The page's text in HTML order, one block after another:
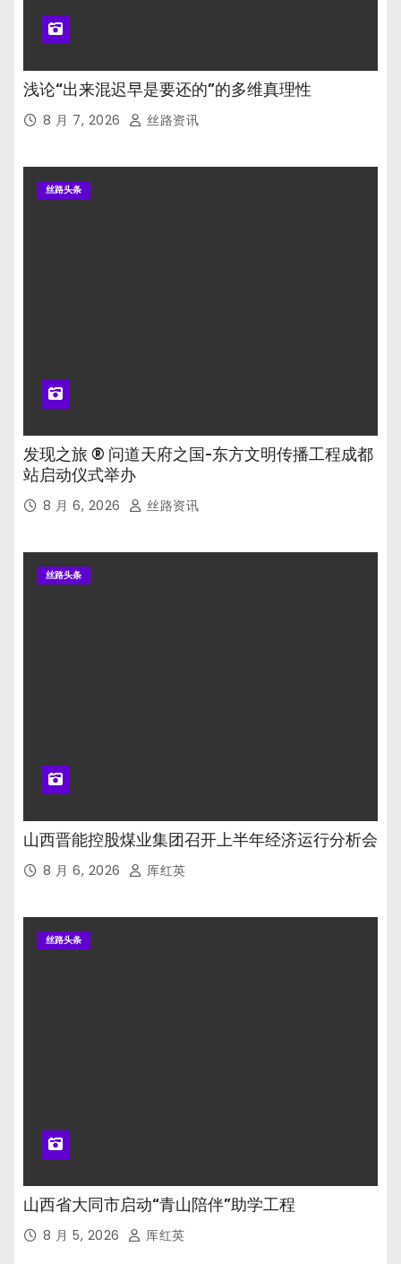
浅论“出来混迟早是要还的”的多维真理性
8 月 7, 2026 丝路资讯
丝路头条
发现之旅 ® 问道天府之国-东方文明传播工程成都
站启动仪式举办
8 月 6, 2026 丝路资讯
丝路头条
山西晋能控股煤业集团召开上半年经济运行分析会
8 月 6, 2026 厍红英
丝路头条
山西省大同市启动“青山陪伴”助学工程
8 月 5, 2026 厍红英